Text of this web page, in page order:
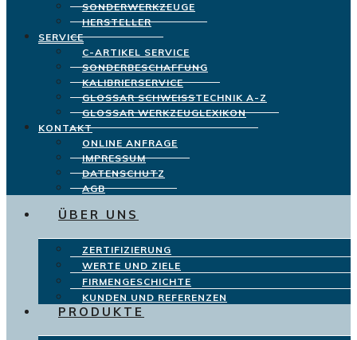
SONDERWERKZEUGE
HERSTELLER
SERVICE
C-ARTIKEL SERVICE
SONDERBESCHAFFUNG
KALIBRIERSERVICE
GLOSSAR SCHWEISSTECHNIK A-Z
GLOSSAR WERKZEUGLEXIKON
KONTAKT
ONLINE ANFRAGE
IMPRESSUM
DATENSCHUTZ
AGB
ÜBER UNS
ZERTIFIZIERUNG
WERTE UND ZIELE
FIRMENGESCHICHTE
KUNDEN UND REFERENZEN
PRODUKTE